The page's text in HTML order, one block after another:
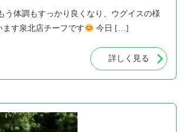
う体調もすっかり良くなり、ウグイスの様
ます泉北店チーフです
今日 […]
詳しく見る